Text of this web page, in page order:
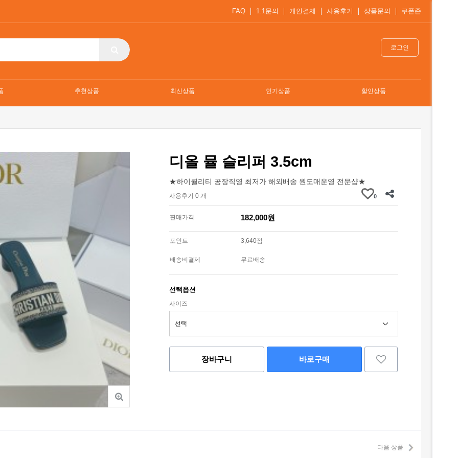
FAQ 1:1문의 개인결제 사용후기 상품문의 쿠폰존
로그인
추천상품 최신상품 인기상품 할인상품
디올 뮬 슬리퍼 3.5cm
★하이퀄리티 공장직영 최저가 해외배송 원도매운영 전문샵★
사용후기 0 개 0
판매가격 182,000원
포인트 3,640점
배송비결제 무료배송
선택옵션
사이즈
장바구니 바로구매
다음 상품